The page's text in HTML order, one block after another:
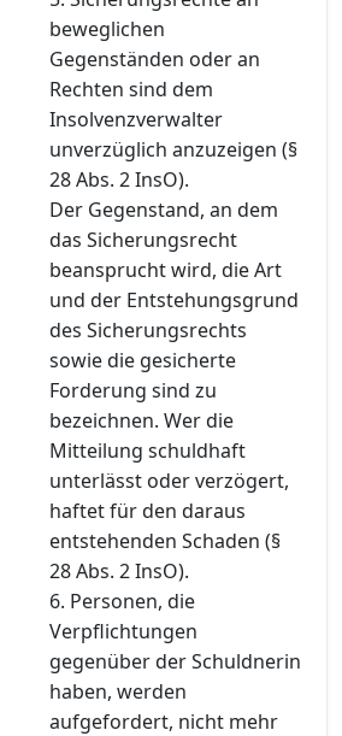
beweglichen
Gegenständen oder an
Rechten sind dem
Insolvenzverwalter
unverzüglich anzuzeigen (§
28 Abs. 2 InsO).
Der Gegenstand, an dem
das Sicherungsrecht
beansprucht wird, die Art
und der Entstehungsgrund
des Sicherungsrechts
sowie die gesicherte
Forderung sind zu
bezeichnen. Wer die
Mitteilung schuldhaft
unterlässt oder verzögert,
haftet für den daraus
entstehenden Schaden (§
28 Abs. 2 InsO).
6. Personen, die
Verpflichtungen
gegenüber der Schuldnerin
haben, werden
aufgefordert, nicht mehr